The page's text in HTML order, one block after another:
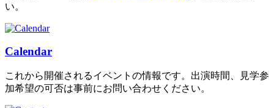
い。
Calendar
これから開催されるイベントの情報です。出演時間、見学参
加希望の可否は事前にお問い合わせください。